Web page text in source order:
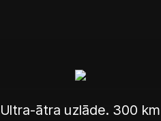
Ultra-ātra uzlāde. 300 km